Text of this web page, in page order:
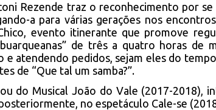
Rezende traz o reconhecimento por se
a para várias gerações nos
evento itinerante que promove
de três a quatro horas de
e atendendo pedidos, sejam eles do
de “Que tal um samba?”.
do Musical João do Vale (2017-2018),
no espetáculo Cale-se